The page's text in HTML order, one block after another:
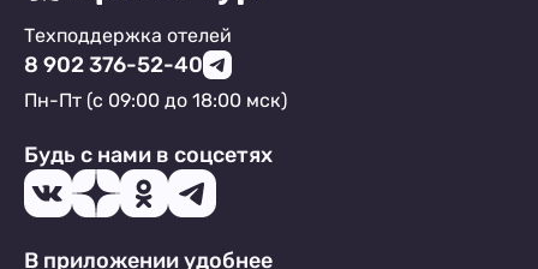
Техподдержка отелей
8 902 376-52-40
Пн-Пт (с 09:00 до 18:00 мск)
Будь с нами в соцсетях
В приложении удобнее